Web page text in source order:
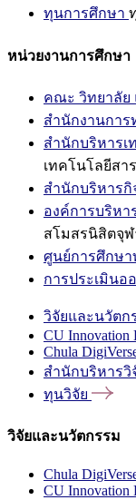
ทุนการศึกษา
หน่วยงานการศึกษา
คณะ วิทยาลัย
สำนักงานการ
สำนักบริหารเ
เทคโนโลยีสา
สำนักบริหาร
องค์การบริหา
สโมสรนิสิตจุฬ
ศูนย์การศึกษา
การประเมินอ
วิจัยและนวัตก
CU Innovation
Chula
สำนักบริหารวิ
ทุนวิจัย
วิจัยและนวัตกรรม
Chula
CU Innovation